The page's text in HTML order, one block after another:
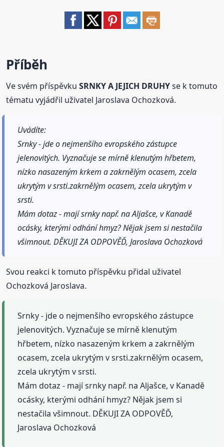
Příběh
Ve svém příspěvkuSRNKY A JEJICH DRUHYse k tomuto
tématu vyjádřil uživatel Jaroslava Ochozková.
Uvádíte:
Srnky - jde o nejmenšího evropského zástupce
jelenovitých. Vyznačuje se mírně klenutým hřbetem,
nízko nasazeným krkem a zakrnělým ocasem, zcela
ukrytým v srsti.zakrnělým ocasem, zcela ukrytým v
srsti.
Mám dotaz - mají srnky např. na Aljašce, v Kanadě
ocásky, kterými odhání hmyz? Nějak jsem si nestačila
všimnout. DĚKUJI ZA ODPOVĚĎ, Jaroslava Ochozková
Svou reakci k tomuto příspěvku přidal uživatel
Ochozková Jaroslava.
Srnky - jde o nejmenšího evropského zástupce
jelenovitých. Vyznačuje se mírně klenutým
hřbetem, nízko nasazeným krkem a zakrnělým
ocasem, zcela ukrytým v srsti.zakrnělým ocasem,
zcela ukrytým v srsti.
Mám dotaz - mají srnky např. na Aljašce, v Kanadě
ocásky, kterými odhání hmyz? Nějak jsem si
nestačila všimnout. DĚKUJI ZA ODPOVĚĎ,
Jaroslava Ochozková